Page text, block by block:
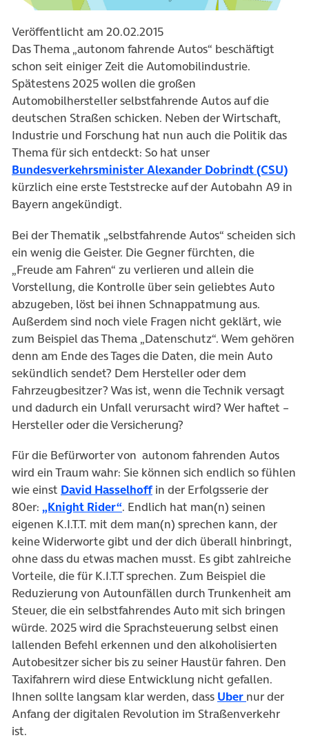
Veröffentlicht am 20.02.2015
Das Thema „autonom fahrende Autos“ beschäftigt
schon seit einiger Zeit die Automobilindustrie.
Spätestens 2025 wollen die großen
Automobilhersteller selbstfahrende Autos auf die
deutschen Straßen schicken. Neben der Wirtschaft,
Industrie und Forschung hat nun auch die Politik das
Thema für sich entdeckt: So hat unser
Bundesverkehrsminister Alexander Dobrindt (CSU)
kürzlich eine erste Teststrecke auf der Autobahn A9 in
Bayern angekündigt.
Bei der Thematik „selbstfahrende Autos“ scheiden sich
ein wenig die Geister. Die Gegner fürchten, die
„Freude am Fahren“ zu verlieren und allein die
Vorstellung, die Kontrolle über sein geliebtes Auto
abzugeben, löst bei ihnen Schnappatmung aus.
Außerdem sind noch viele Fragen nicht geklärt, wie
zum Beispiel das Thema „Datenschutz“. Wem gehören
denn am Ende des Tages die Daten, die mein Auto
sekündlich sendet? Dem Hersteller oder dem
Fahrzeugbesitzer? Was ist, wenn die Technik versagt
und dadurch ein Unfall verursacht wird? Wer haftet –
Hersteller oder die Versicherung?
Für die Befürworter von autonom fahrenden Autos
wird ein Traum wahr: Sie können sich endlich so fühlen
wie einst David Hasselhoffin der Erfolgsserie der
80er: „Knight Rider“. Endlich hat man(n) seinen
eigenen K.I.T.T. mit dem man(n) sprechen kann, der
keine Widerworte gibt und der dich überall hinbringt,
ohne dass du etwas machen musst. Es gibt zahlreiche
Vorteile, die für K.I.T.T sprechen. Zum Beispiel die
Reduzierung von Autounfällen durch Trunkenheit am
Steuer, die ein selbstfahrendes Auto mit sich bringen
würde. 2025 wird die Sprachsteuerung selbst einen
lallenden Befehl erkennen und den alkoholisierten
Autobesitzer sicher bis zu seiner Haustür fahren. Den
Taxifahrern wird diese Entwicklung nicht gefallen.
Ihnen sollte langsam klar werden, dass Uber nur der
Anfang der digitalen Revolution im Straßenverkehr
ist.